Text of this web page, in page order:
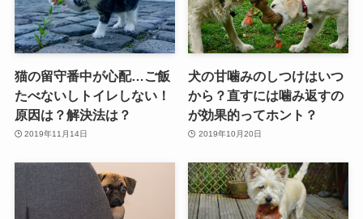
猫の留守番中が心配…ご飯
たべないしトイレしない！
原因は？解決法は？
2019年11月14日
犬の甘噛みのしつけはいつ
から？直すには噛み返すの
が効果的ってホント？
2019年10月20日